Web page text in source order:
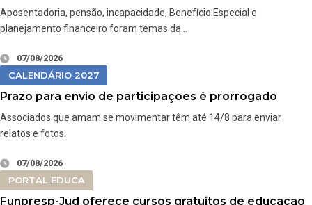
CALENDÁRIO 2027
Prazo para envio de participações é prorrogado
Associados que amam se movimentar têm até 14/8 para enviar
relatos e fotos.
07/08/2026
Aposentadoria, pensão, incapacidade, Benefício Especial e
planejamento financeiro foram temas da…
07/08/2026
PORTAL EDUCA
Funpresp-Jud oferece cursos gratuitos de educação